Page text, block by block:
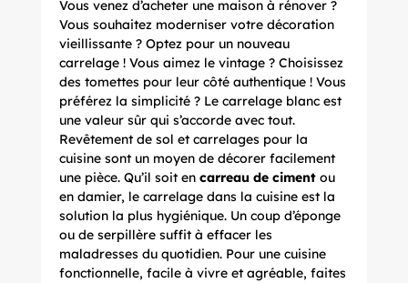
Vous venez d’acheter une maison à rénover ?
Vous souhaitez moderniser votre décoration
vieillissante ? Optez pour un nouveau
carrelage ! Vous aimez le vintage ? Choisissez
des tomettes pour leur côté authentique ! Vous
préférez la simplicité ? Le carrelage blanc est
une valeur sûr qui s’accorde avec tout.
Revêtement de sol et carrelages pour la
cuisinesont un moyen de décorer facilement
une pièce. Qu’il soit en carreau de cimentou
en damier, le carrelage dans la cuisine est la
solution la plus hygiénique. Un coup d’éponge
ou de serpillère suffit à effacer les
maladresses du quotidien. Pour une cuisine
fonctionnelle, facile à vivre et agréable, faites